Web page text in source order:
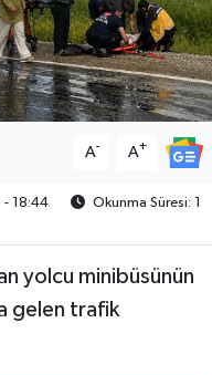
A- A+
18:44
Okunma Süresi: 1
yolcu minibüsünün
gelen trafik